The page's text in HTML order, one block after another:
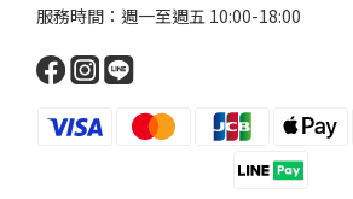
服務時間：週一至週五 10:00-18:00